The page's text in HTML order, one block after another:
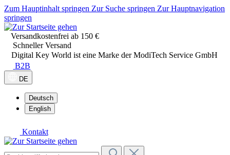
Zum Hauptinhalt springen Zur Suche springen Zur Hauptnavigation
springen
Versandkostenfrei ab 150 €
Schneller Versand
Digital Key World ist eine Marke der ModiTech Service GmbH
B2B
DE
Deutsch
English
Kontakt